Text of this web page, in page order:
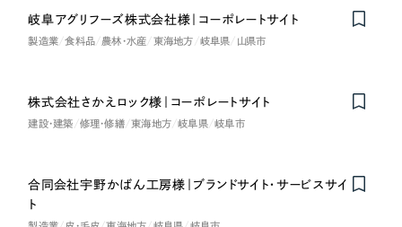
岐阜アグリフーズ株式会社様｜コーポレートサイト
製造業 食料品 農林・水産 東海地方 岐阜県 山県市
株式会社さかえロック様｜コーポレートサイト
建設・建築 修理・修繕 東海地方 岐阜県 岐阜市
合同会社宇野かばん工房様｜ブランドサイト・サービスサイ
ト